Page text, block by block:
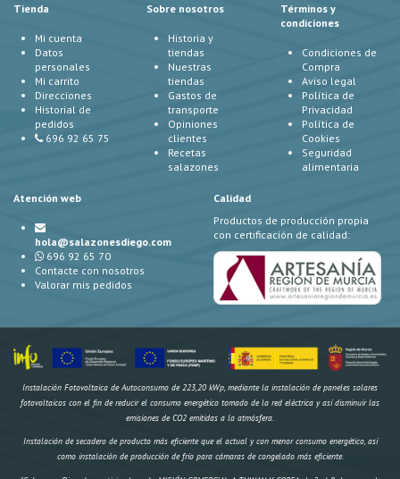
Tienda
Mi cuenta
Datos
personales
Mi carrito
Direcciones
Historial de
pedidos
696 92 65 75
Sobre nosotros
Historia y
tiendas
Nuestras
tiendas
Gastos de
transporte
Opiniones
clientes
Recetas
salazones
Términos y
condiciones
Condiciones de
Compra
Aviso legal
Política de
Privacidad
Política de
Cookies
Seguridad
alimentaria
Atención web
hola@salazonesdiego.com
696 92 65 70
Contacte con nosotros
Valorar mis pedidos
Calidad
Productos de producción propia
con certificación de calidad:
Instalación Fotovoltaica de Autoconsumo de 223,20 kWp, mediante la instalación de paneles solares
fotovoltaicos con el fin de reducir el consumo energético tomado de la red eléctrica y así disminuir las
emisiones de CO2 emitidas a la atmósfera.
Instalación de secadero de producto más eficiente que el actual y con menor consumo energético, así
como instalación de producción de frío para cámaras de congelado más eficiente.